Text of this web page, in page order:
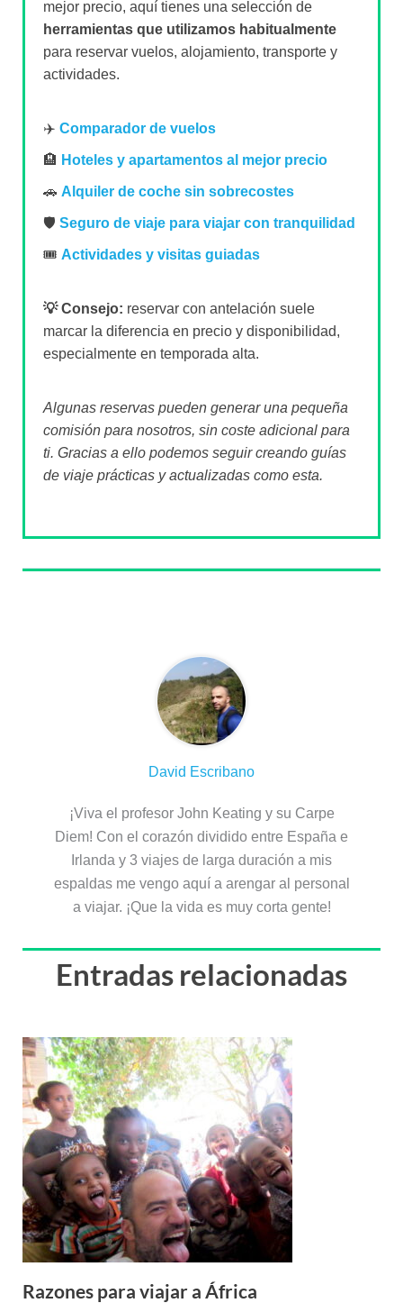
mejor precio, aquí tienes una selección de
herramientas que utilizamos habitualmente
para reservar vuelos, alojamiento, transporte y
actividades.
✈️ Comparador de vuelos
🏨 Hoteles y apartamentos al mejor precio
🚗 Alquiler de coche sin sobrecostes
🛡️ Seguro de viaje para viajar con tranquilidad
🎟️ Actividades y visitas guiadas
💡 Consejo: reservar con antelación suele
marcar la diferencia en precio y disponibilidad,
especialmente en temporada alta.
Algunas reservas pueden generar una pequeña
comisión para nosotros, sin coste adicional para
ti. Gracias a ello podemos seguir creando guías
de viaje prácticas y actualizadas como esta.
David Escribano
¡Viva el profesor John Keating y su Carpe
Diem! Con el corazón dividido entre España e
Irlanda y 3 viajes de larga duración a mis
espaldas me vengo aquí a arengar al personal
a viajar. ¡Que la vida es muy corta gente!
Entradas relacionadas
Razones para viajar a África